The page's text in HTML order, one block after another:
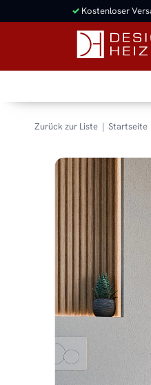
✓ Kostenloser
Zurück zur Liste Startseite